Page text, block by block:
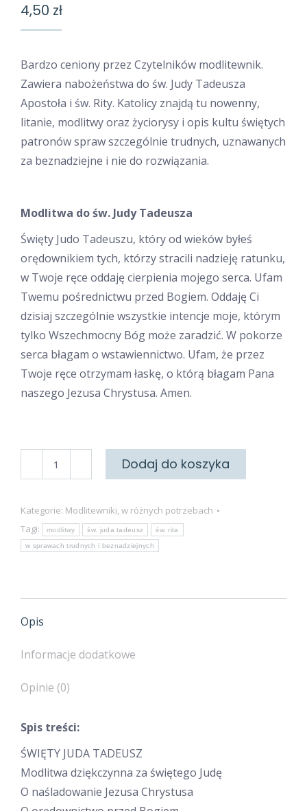
4,50 zł
Bardzo ceniony przez Czytelników modlitewnik.
Zawiera nabożeństwa do św. Judy Tadeusza
Apostoła i św. Rity. Katolicy znajdą tu nowenny,
litanie, modlitwy oraz życiorysy i opis kultu świętych
patronów spraw szczególnie trudnych, uznawanych
za beznadziejne i nie do rozwiązania.
Modlitwa dośw. Judy Tadeusza
Święty Judo Tadeuszu, który od wieków byłeś
orędownikiem tych, którzy stracili nadzieję ratunku,
w Twoje ręce oddaję cierpienia mojego serca. Ufam
Twemu pośrednictwu przed Bogiem. Oddaję Ci
dzisiaj szczególnie wszystkie intencje moje, którym
tylko Wszechmocny Bóg może zaradzić. W pokorze
serca błagam o wstawiennictwo. Ufam, że przez
Twoje ręce otrzymam łaskę, o którą błagam Pana
naszego Jezusa Chrystusa. Amen.
W
trudnych
beznadziejnych
Dodaj do koszyka
Kategorie: Modlitewniki, w różnych potrzebach
Tagi:
modlitwy św. juda tadeusz św. rita
w sprawach trudnych i beznadziejnych
Opis
Informacje dodatkowe
Opinie (0)
Spis treści:
ŚWIĘTY JUDA TADEUSZ
Modlitwa dziękczynna za świętego Judę
O naśladowanie Jezusa Chrystusa